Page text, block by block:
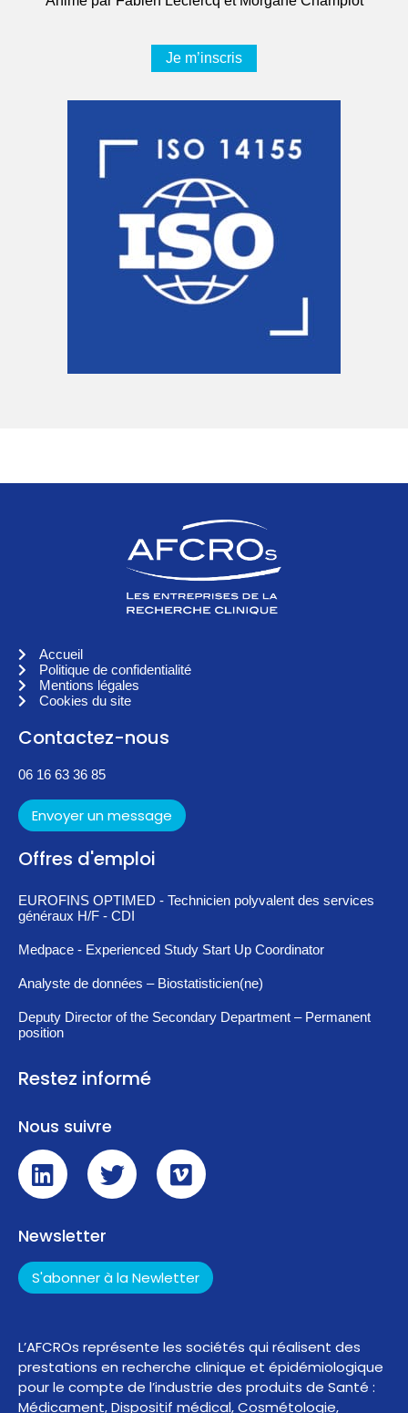
Je m’inscris
Accueil
Politique de confidentialité
Mentions légales
Cookies du site
Contactez-nous
06 16 63 36 85
Envoyer un message
Offres d'emploi
EUROFINS OPTIMED - Technicien polyvalent des services
généraux H/F - CDI
Medpace - Experienced Study Start Up Coordinator
Analyste de données – Biostatisticien(ne)
Deputy Director of the Secondary Department – Permanent
position
Restez informé
Nous suivre
Newsletter
S'abonner à la Newletter
L’AFCROs représente les sociétés qui réalisent des
prestations en recherche clinique et épidémiologique
pour le compte de l’industrie des produits de Santé :
Médicament, Dispositif médical, Cosmétologie,